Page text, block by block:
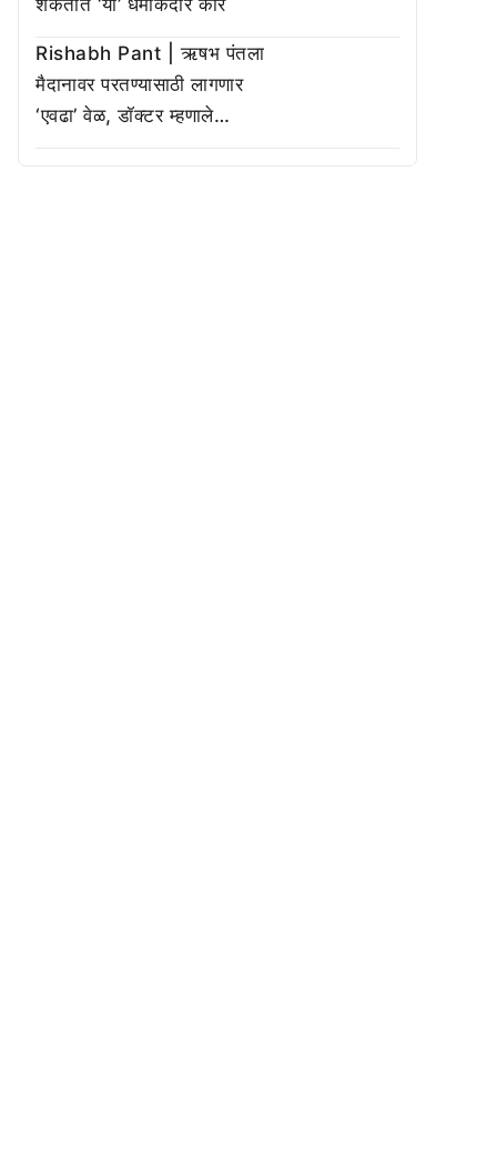
शकतात ‘या’ धमाकेदार कार
Rishabh Pant | ऋषभ पंतला
मैदानावर परतण्यासाठी लागणार
‘एवढा’ वेळ, डॉक्टर म्हणाले…